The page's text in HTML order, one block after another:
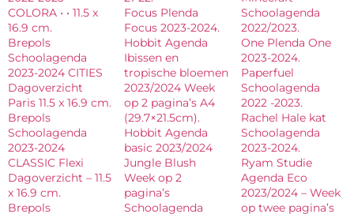
COLORA • • 11.5 x
16.9 cm.
Brepols
Schoolagenda
2023-2024 CITIES
Dagoverzicht
Paris 11.5 x 16.9 cm.
Brepols
Schoolagenda
2023-2024
CLASSIC Flexi
Dagoverzicht – 11.5
x 16.9 cm.
Brepols
Focus Plenda
Focus 2023-2024.
Hobbit Agenda
Ibissen en
tropische bloemen
2023/2024 Week
op 2 pagina’s A4
(29.7×21.5cm).
Hobbit Agenda
basic 2023/2024
Jungle Blush
Week op 2
pagina’s
Schoolagenda
Schoolagenda
2022/2023.
One Plenda One
2023-2024.
Paperfuel
Schoolagenda
2022 -2023.
Rachel Hale kat
Schoolagenda
2023-2024.
Ryam Studie
Agenda Eco
2023/2024 – Week
op twee pagina’s